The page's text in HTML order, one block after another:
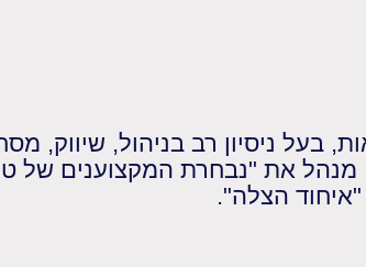
בעל ניסיון רב בניהול, שיווק,
מנהל את "נבחרת המקצוענים של
"איחוד הצלה".